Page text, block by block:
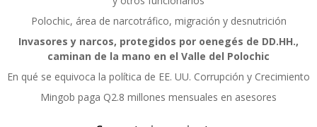
Polochic, área de narcotráfico, migración y desnutrición
Invasores y narcos, protegidos por oenegés de DD.HH.,
caminan de la mano en el Valle del Polochic
En qué se equivoca la política de EE. UU. Corrupción y Crecimiento
Mingob paga Q2.8 millones mensuales en asesores